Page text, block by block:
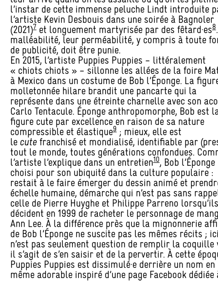
l’instar de cette immense peluche Lindt introduite
l’artiste Kevin Desbouis dans une soirée à Bagnoler
(2021)7et longuement martyrisée par des fêtard·es8
malléabilité, leur perméabilité, y compris à toute
de publicité, doit être punie.
En 2015, l’artiste Puppies Puppies – littéralement
« chiots chiots » – sillonne les allées de la foire
à Mexico dans un costume de Bob l’Éponge. La
molletonnée hilare brandit une pancarte qui la
représente dans une étreinte charnelle avec son
Carlo Tentacule. Éponge anthropomorphe, Bob est
figure cute par excellence en raison de sa nature
compressible et élastique9; mieux, elle est
le cutefranchisé et mondialisé, identifiable par
tout le monde, toutes générations confondues.
l’artiste l’explique dans un entretien10, Bob
choisi pour son ubiquité dans la culture populaire :
restait à le faire émerger du dessin animé et
échelle humaine, démarche qui n’est pas sans
celle de Pierre Huyghe et Philippe Parreno lorsqu’ils
décident en 1999 de racheter le personnage de
Ann Lee. À la différence près que la mignonnerie
de Bob l’Éponge ne suscite pas les mêmes récits ;
n’est pas seulement question de remplir la coquille
il s’agit de s’en saisir et de la pervertir. À cette
Puppies Puppies est dissimulé·e derrière un nom
même adorable inspiré d’une page Facebook dédiée